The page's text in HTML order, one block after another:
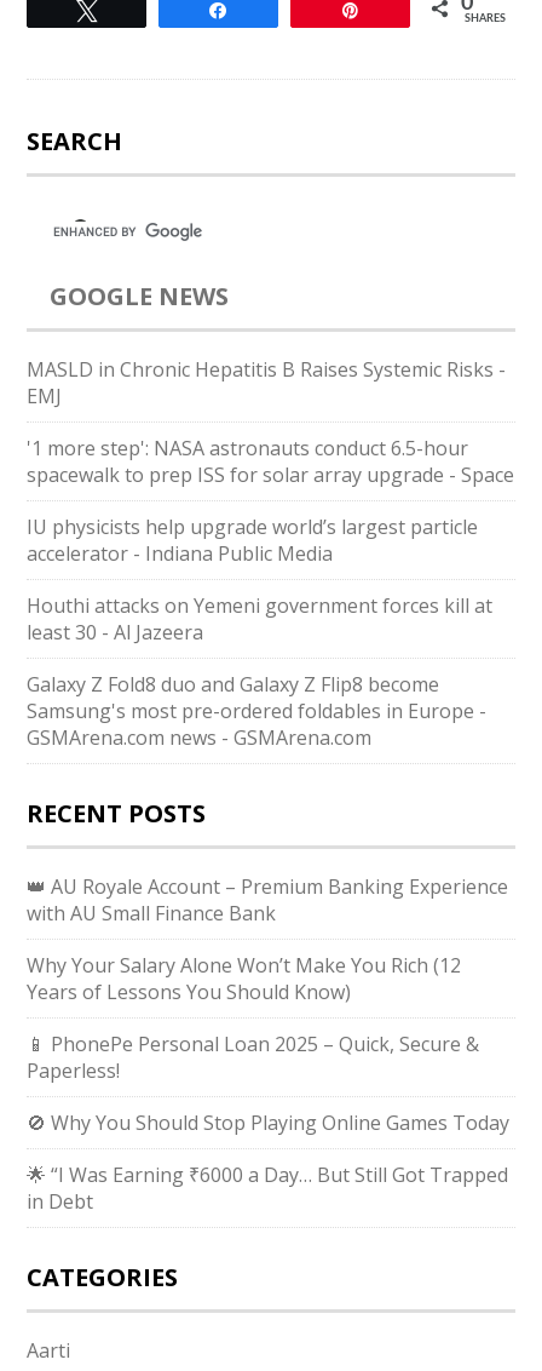
SHARES
SEARCH
GOOGLE NEWS
MASLD in Chronic Hepatitis B Raises Systemic Risks -
EMJ
'1 more step': NASA astronauts conduct 6.5-hour
spacewalk to prep ISS for solar array upgrade - Space
IU physicists help upgrade world’s largest particle
accelerator - Indiana Public Media
Houthi attacks on Yemeni government forces kill at
least 30 - Al Jazeera
Galaxy Z Fold8 duo and Galaxy Z Flip8 become
Samsung's most pre-ordered foldables in Europe -
GSMArena.com news - GSMArena.com
RECENT POSTS
👑 AU Royale Account – Premium Banking Experience
with AU Small Finance Bank
Why Your Salary Alone Won’t Make You Rich (12
Years of Lessons You Should Know)
📱 PhonePe Personal Loan 2025 – Quick, Secure &
Paperless!
🚫 Why You Should Stop Playing Online Games Today
🌟 “I Was Earning ₹6000 a Day… But Still Got Trapped
in Debt
CATEGORIES
Aarti